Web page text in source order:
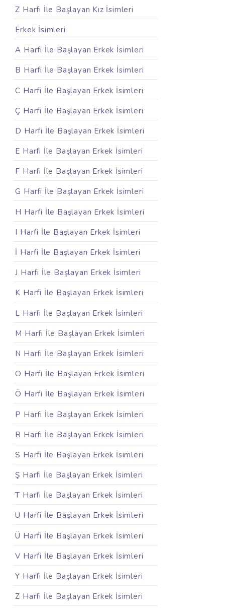
Z Harfi İle Başlayan Kız İsimleri
Erkek İsimleri
A Harfi İle Başlayan Erkek İsimleri
B Harfi İle Başlayan Erkek İsimleri
C Harfi İle Başlayan Erkek İsimleri
Ç Harfi İle Başlayan Erkek İsimleri
D Harfi İle Başlayan Erkek İsimleri
E Harfi İle Başlayan Erkek İsimleri
F Harfi İle Başlayan Erkek İsimleri
G Harfi İle Başlayan Erkek İsimleri
H Harfi İle Başlayan Erkek İsimleri
I Harfi İle Başlayan Erkek İsimleri
İ Harfi İle Başlayan Erkek İsimleri
J Harfi İle Başlayan Erkek İsimleri
K Harfi İle Başlayan Erkek İsimleri
L Harfi İle Başlayan Erkek İsimleri
M Harfi İle Başlayan Erkek İsimleri
N Harfi İle Başlayan Erkek İsimleri
O Harfi İle Başlayan Erkek İsimleri
Ö Harfi İle Başlayan Erkek İsimleri
P Harfi İle Başlayan Erkek İsimleri
R Harfi İle Başlayan Erkek İsimleri
S Harfi İle Başlayan Erkek İsimleri
Ş Harfi İle Başlayan Erkek İsimleri
T Harfi İle Başlayan Erkek İsimleri
U Harfi İle Başlayan Erkek İsimleri
Ü Harfi İle Başlayan Erkek İsimleri
V Harfi İle Başlayan Erkek İsimleri
Y Harfi İle Başlayan Erkek İsimleri
Z Harfi İle Başlayan Erkek İsimleri